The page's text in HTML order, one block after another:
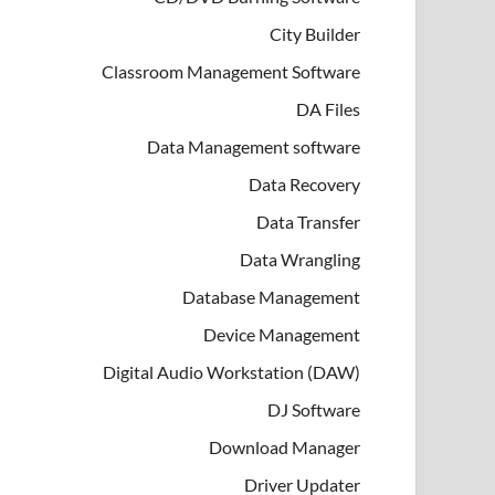
City Builder
Classroom Management Software
DA Files
Data Management software
Data Recovery
Data Transfer
Data Wrangling
Database Management
Device Management
Digital Audio Workstation (DAW)
DJ Software
Download Manager
Driver Updater